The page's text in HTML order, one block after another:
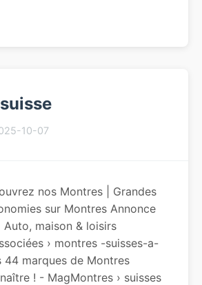
10-07
nos Montres | Grandes
sur Montres Annonce
maison & loisirs
› montres -suisses-a-
44 marques de Montres
! - MagMontres › suisses